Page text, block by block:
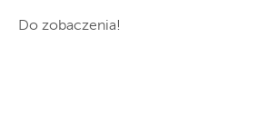
Do zobaczenia!